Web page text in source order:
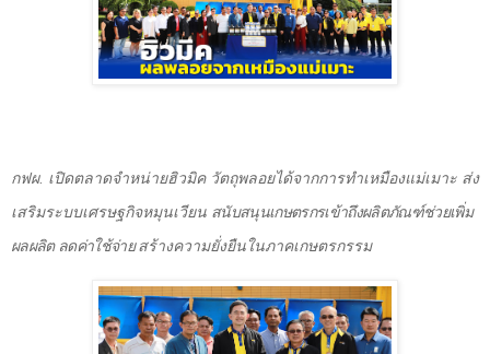
กฟผ. เปิดตลาดจำหน่ายฮิวมิค วัตถุพลอยได้จากการทำเหมืองแม่เมาะ ส่ง
เสริมระบบเศรษฐกิจหมุนเวียน สนับสนุนเกษตรกรเข้าถึงผลิตภัณฑ์ช่วยเพิ่ม
ผลผลิต ลดค่าใช้จ่ายสร้างความยั่งยืนในภาคเกษตรกรรม